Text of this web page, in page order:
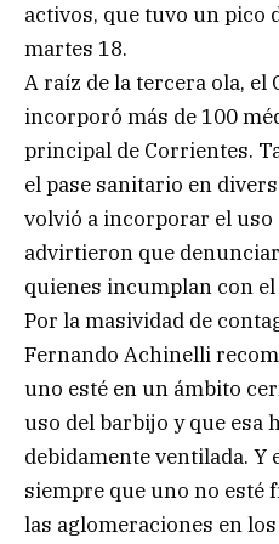
activos, que tuvo un pico
martes 18.
A raíz de la tercera ola,
incorporó más de 100
principal de Corrientes.
el pase sanitario en
volvió a incorporar el
advirtieron que
quienes incumplan con
Por la masividad de
Fernando Achinelli
uno esté en un ámbito
uso del barbijo y que esa
debidamente ventilada. Y
siempre que uno no esté
las aglomeraciones en